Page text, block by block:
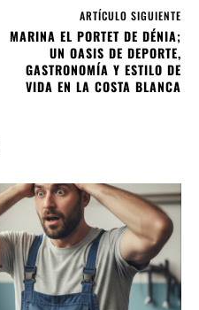
ARTÍCULO SIGUIENTE
MARINA EL PORTET DE DÉNIA;
UN OASIS DE DEPORTE,
GASTRONOMÍA Y ESTILO DE
VIDA EN LA COSTA BLANCA